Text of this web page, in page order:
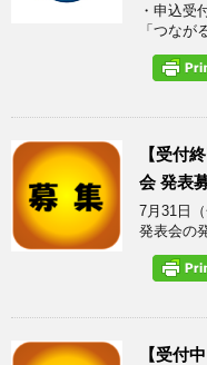
・申込受
「つなが
【受付
会 発表
7月31日
発表会の
【受付